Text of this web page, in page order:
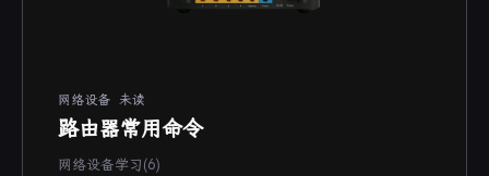
网络设备 未读
路由器常用命令
网络设备学习(6)